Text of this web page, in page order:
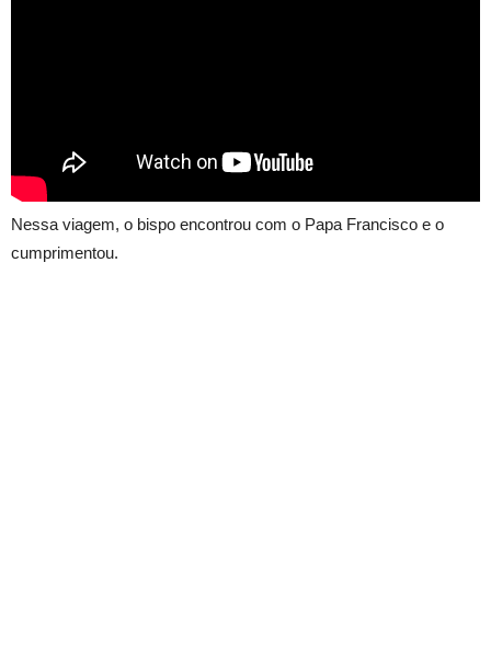
Nessa viagem, o bispo encontrou com o Papa Francisco e o
cumprimentou.